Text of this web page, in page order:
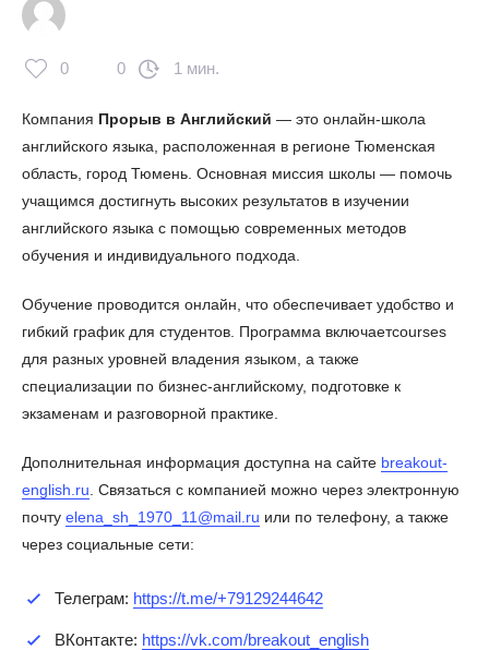
0 0 1 мин.
Компания Прорыв в Английский — это онлайн-школа
английского языка, расположенная в регионе Тюменская
область, город Тюмень. Основная миссия школы — помочь
учащимся достигнуть высоких результатов в изучении
английского языка с помощью современных методов
обучения и индивидуального подхода.
Обучение проводится онлайн, что обеспечивает удобство и
гибкий график для студентов. Программа включаетcourses
для разных уровней владения языком, а также
специализации по бизнес-английскому, подготовке к
экзаменам и разговорной практике.
Дополнительная информация доступна на сайте breakout-
english.ru . Связаться с компанией можно через электронную
почту elena_sh_1970_11@mail.ru или по телефону, а также
через социальные сети:
Телеграм: https://t.me/+79129244642
ВКонтакте: https://vk.com/breakout_english